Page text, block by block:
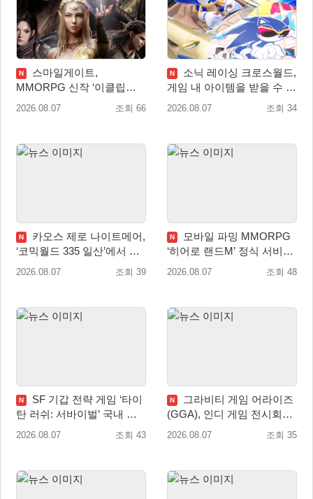
N
스마일게이트,
MMORPG 신작 ‘이클립스:
더 어웨이크닝’ 9월 10일 론
2026.08.07 조회 66
N
소닉 레이싱 크로스월드,
게임 내 아이템을 받을 수 있
는 ‘레전드 대회 라운드 7’ 개
2026.08.07 조회 34
N
카오스 제로 나이트메어,
‘코믹월드 335 일산’에서 이
용자 소통 예고
2026.08.07 조회 39
N
모바일 파밍 MMORPG
‘히어로 랜드M’ 정식 서비스
돌입
2026.08.07 조회 48
N
SF 기갑 전략 게임 ‘타이
탄 러쉬: 서바이벌’ 국내 정
식 출시
2026.08.07 조회 43
N
그라비티 게임 어라이즈
(GGA), 인디 게임 전시회
‘도쿄 게임 던전 13’ 참가!
2026.08.07 조회 35